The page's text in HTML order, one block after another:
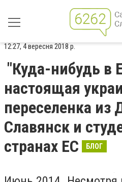
12:27, 4 вересня 2018 р.
"Куда-нибудь в
настоящая
переселенка из
Славянск и
странах ЕС
БЛОГ